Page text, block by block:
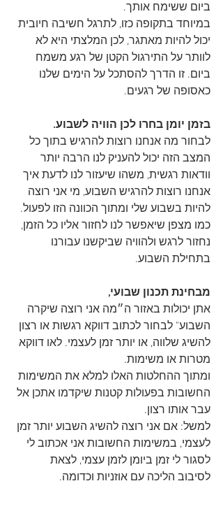
ביום ששימח אותך.
במיוחד בתקופה כזו, לתרגל חשיבה חיובית
יכול להיות מאתגר, לכן המלצתי היא לא
לוותר על התירגול הקטן של רגע משמח
ביום. זו הדרך להסתכל על הימים שלנו
כאסופה של רגעים.
בזמן יומן בחרו לכן הוויה לשבוע.
לבחור מה אנחנו רוצות להרגיש בתוך כל
המצב הזה יכול להעניק לנו הרבה יותר
וודאות רגשית, משהו שיעזור לנו לדעת איך
אנחנו רוצות להרגיש השבוע, מי אני רוצה
להיות בשבוע שלי ומתוך הכוונה הזו לפעול.
כמו מצפן שיאפשר לנו לחזור אליו כל הזמן,
נחזור לרגש ולהוויה שביקשנו עבורנו
בתחילת השבוע.
מבחינת תכנון שבועי,
אתן יכולות באזור ה״מה אני רוצה שיקרה
השבוע" לבחור לכתוב דווקא רגשות או רצון
להשיג שלווה, או יותר זמן לעצמי. לאו דווקא
מטרות או משימות.
ומתוך ההחלטות האלו למלא את המשימות
החשובות בפעולות קטנות שיקדמו אתכן אל
עבר אותו רצון.
למשל: אם אני רוצה להשיג השבוע יותר זמן
לעצמי, במשימות החשובות אני אכתוב לי
לסגור לי זמן ביומן לזמן עצמי, לצאת
לסיבוב הליכה עם אוזניות וכדומה.